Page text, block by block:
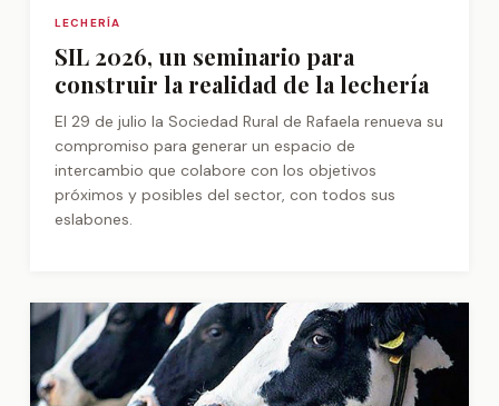
LECHERÍA
SIL 2026, un seminario para
construir la realidad de la lechería
El 29 de julio la Sociedad Rural de Rafaela renueva su
compromiso para generar un espacio de
intercambio que colabore con los objetivos
próximos y posibles del sector, con todos sus
eslabones.